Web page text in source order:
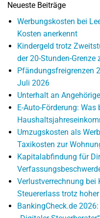
Neueste Beiträge
Werbungskosten bei
Kosten anerkennt
Kindergeld trotz
der 20-Stunden-Grenze
Pfändungsfreigrenzen
Juli 2026
Unterhalt an
E-Auto-Förderung:
Umzugskosten als
Taxikosten zur
Kapitalabfindung für
Verlustverrechnung bei
Steuererlass trotz
BankingCheck.de